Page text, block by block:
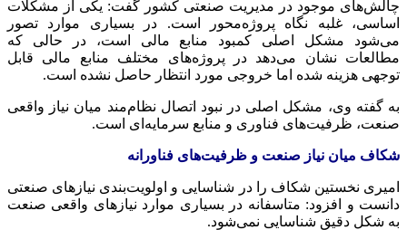
چالش‌های موجود در مدیریت صنعتی کشور گفت: یکی از مشکلات
اساسی، غلبه نگاه پروژه‌محور است. در بسیاری موارد تصور
می‌شود مشکل اصلی کمبود منابع مالی است، در حالی که
مطالعات نشان می‌دهد در پروژه‌های مختلف منابع مالی قابل
توجهی هزینه شده اما خروجی مورد انتظار حاصل نشده است.
به گفته وی، مشکل اصلی در نبود اتصال نظام‌مند میان نیاز واقعی
صنعت، ظرفیت‌های فناوری و منابع سرمایه‌ای است.
شکاف میان نیاز صنعت و ظرفیت‌های فناورانه
امیری نخستین شکاف را در شناسایی و اولویت‌بندی نیازهای صنعتی
دانست و افزود: متاسفانه در بسیاری موارد نیازهای واقعی صنعت
به شکل دقیق شناسایی نمی‌شود.